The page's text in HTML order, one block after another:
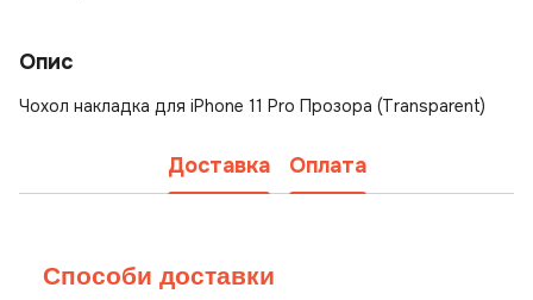
Опис
Чохол накладка для iPhone 11 Pro Прозора (Transparent)
Доставка Оплата
Способи доставки